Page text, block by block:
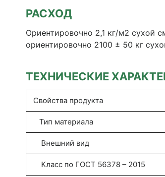
РАСХОД
Ориентировочно 2,1 кг/м2 сухой
ориентировочно 2100 ± 50 кг
ТЕХНИЧЕСКИЕ
Свойства продукта
Тип материала
Внешний вид
Класс по ГОСТ 56378 – 2015